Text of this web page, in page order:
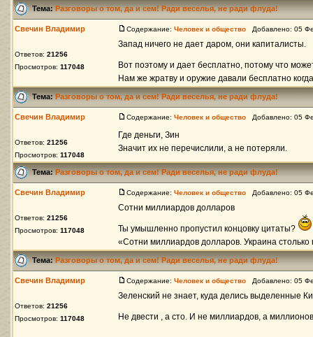
Тема:Разговоры о том, да и сем! Ради веселья, не ради флуда!
Свечин Владимир
Ответов: 21256
Просмотров: 117048
Содержание: Человек и общество Добавлено: 05
Запад ничего не дает даром, они капиталисты.
Вот поэтому и дает бесплатно, потому что
Нам же жратву и оружие давали бесплатно
Тема:Разговоры о том, да и сем! Ради веселья, не ради флуда!
Свечин Владимир
Ответов: 21256
Просмотров: 117048
Содержание: Человек и общество Добавлено: 05
Где деньги, Зин
Значит их не перечислили, а не потеряли.
Тема:Разговоры о том, да и сем! Ради веселья, не ради флуда!
Свечин Владимир
Ответов: 21256
Просмотров: 117048
Содержание: Человек и общество Добавлено: 05
Сотни миллиардов долларов
Ты умышленно пропустил концовку цитаты?
«Сотни миллиардов долларов. Украина столько
Тема:Разговоры о том, да и сем! Ради веселья, не ради флуда!
Свечин Владимир
Ответов: 21256
Просмотров: 117048
Содержание: Человек и общество Добавлено: 05
Зеленский не знает, куда делись выделенные
Не двести , а сто. И не миллиардов, а